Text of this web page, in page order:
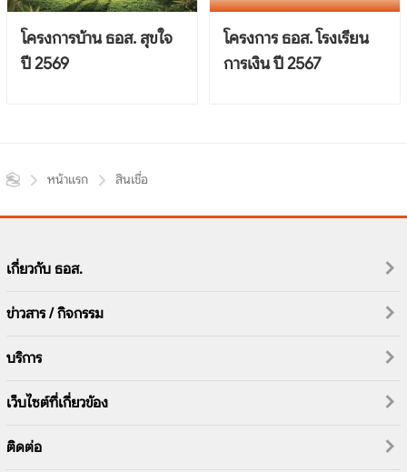
โครงการบ้าน ธอส. สุขใจ
ปี 2569
โครงการ ธอส. โรงเรียน
การเงิน ปี 2567
หน้าแรก สินเชื่อ
เกี่ยวกับ ธอส.
ข่าวสาร / กิจกรรม
บริการ
เว็บไซต์ที่เกี่ยวข้อง
ติดต่อ